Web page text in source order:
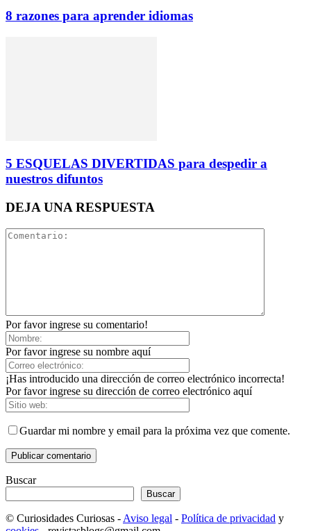
8 razones para aprender idiomas
5 ESQUELAS DIVERTIDAS para despedir a
nuestros difuntos
DEJA UNA RESPUESTA
Por favor ingrese su comentario!
Por favor ingrese su nombre aquí
¡Has introducido una dirección de correo electrónico incorrecta!
Por favor ingrese su dirección de correo electrónico aquí
Guardar mi nombre y email para la próxima vez que comente.
Buscar
Buscar
© Curiosidades Curiosas - Aviso legal - Política de privacidad y